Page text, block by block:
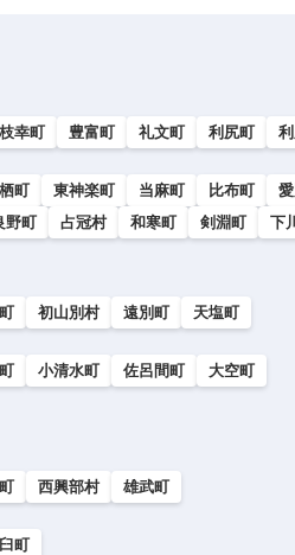
枝幸町 豊富町 礼文町 利尻町
町 東神楽町 当麻町 比布町
野町 占冠村 和寒町 剣淵町 下
初山別村 遠別町 天塩町
小清水町 佐呂間町 大空町
西興部村 雄武町
町